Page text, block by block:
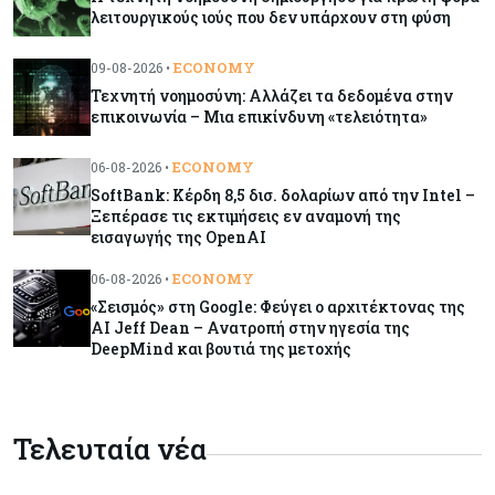
Η τεχνητή νοημοσύνη δημιούργησε για πρώτη
φύση
Κόσμος 09-08-2026
τους επενδυτές
Ενέργεια
ζήτησης στην Ευρώπη
Κόσμος
λειτουργικούς ιούς που δεν υπάρχουν στη φύση
09-08-2026 • ECONOMY
Τεχνητή νοημοσύνη: Αλλάζει τα δεδομένα στην
επικοινωνία – Μια επικίνδυνη «τελειότητα»
06-08-2026 • ECONOMY
SoftBank: Κέρδη 8,5 δισ. δολαρίων από την Intel –
Ξεπέρασε τις εκτιμήσεις εν αναμονή της
εισαγωγής της OpenAI
06-08-2026 • ECONOMY
«Σεισμός» στη Google: Φεύγει ο αρχιτέκτονας της
AI Jeff Dean – Ανατροπή στην ηγεσία της
DeepMind και βουτιά της μετοχής
Τελευταία νέα